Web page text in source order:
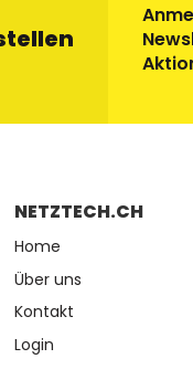
NETZTECH.CH
Home
Über uns
Kontakt
Login